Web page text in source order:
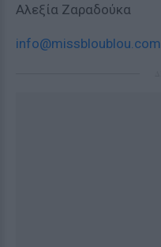
Αλεξία Ζαραδούκα
info@missbloublou.com